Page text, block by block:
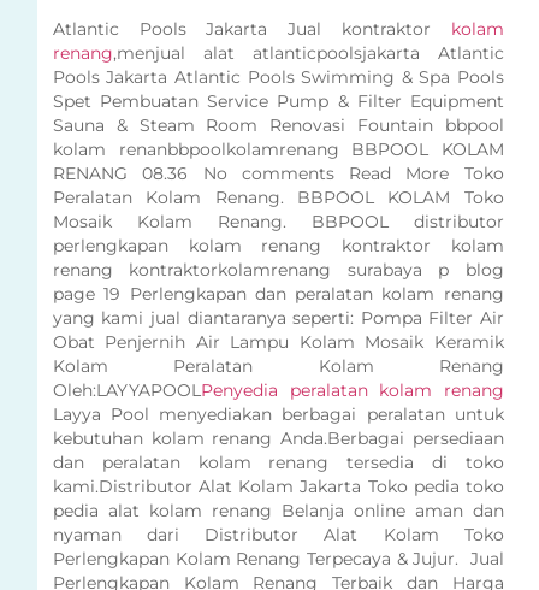
Atlantic Pools Jakarta Jual kontraktor kolam
renang,menjual alat atlanticpoolsjakarta Atlantic
Pools Jakarta Atlantic Pools Swimming & Spa Pools
Spet Pembuatan Service Pump & Filter Equipment
Sauna & Steam Room Renovasi Fountain bbpool
kolam renanbbpoolkolamrenang BBPOOL KOLAM
RENANG 08.36 No comments Read More Toko
Peralatan Kolam Renang. BBPOOL KOLAM Toko
Mosaik Kolam Renang. BBPOOL distributor
perlengkapan kolam renang kontraktor kolam
renang kontraktorkolamrenang surabaya p blog
page 19 Perlengkapan dan peralatan kolam renang
yang kami jual diantaranya seperti: Pompa Filter Air
Obat Penjernih Air Lampu Kolam Mosaik Keramik
Kolam Peralatan Kolam Renang
Oleh:LAYYAPOOLPenyedia peralatan kolam renang
Layya Pool menyediakan berbagai peralatan untuk
kebutuhan kolam renang Anda.Berbagai persediaan
dan peralatan kolam renang tersedia di toko
kami.Distributor Alat Kolam Jakarta Toko pedia toko
pedia alat kolam renang Belanja online aman dan
nyaman dari Distributor Alat Kolam Toko
Perlengkapan Kolam Renang Terpecaya & Jujur. Jual
Perlengkapan Kolam Renang Terbaik dan Harga